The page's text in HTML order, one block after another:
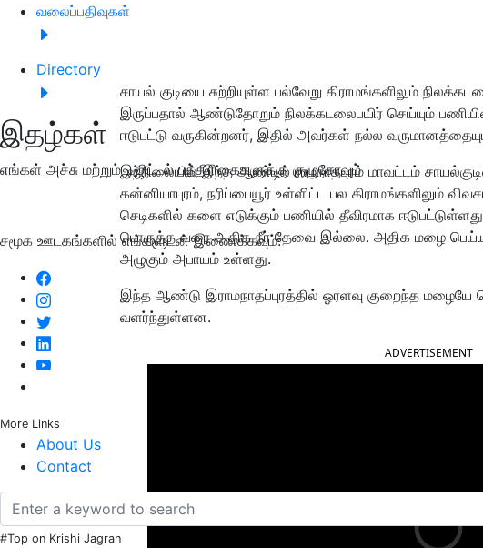
வலைப்பதிவுகள்
Directory
இதழ்கள்
எங்கள் அச்சு மற்றும் டிஜிட்டல் பத்திரிகைகளுக்கு குழுசேரவும்
சமூக ஊடகங்களில் எங்களுடன் இணைக்கவும்:
More Links
About Us
Contact
#Top on Krishi Jagran
சாயல் குடியை சுற்றியுள்ள பல்வேறு கிராமங்களிலும்
இருப்பதால் ஆண்டுதோறும் நிலக்கடலைபயிர் செய்யும்
ஈடுபட்டு வருகின்றனர், இதில் அவர்கள் நல்ல
இந்நிலையில் இந்த ஆண்டில் ராமநாதபுரம் மாவட்டம்
கன்னியாபுரம், நரிப்பையூர் உள்ளிட்ட பல கிராமங்களிலும்
செடிகளில் களை எடுக்கும் பணியில் தீவிரமாக
பொருத்த வரை அதிக நீர் தேவை இல்லை. அதிக மழை
அழுகும் அபாயம் உள்ளது.
இந்த ஆண்டு இராமநாதப்புரத்தில் ஓரளவு குறைந்த மழையே
வளர்ந்துள்ளன.
ADVERTISEMENT